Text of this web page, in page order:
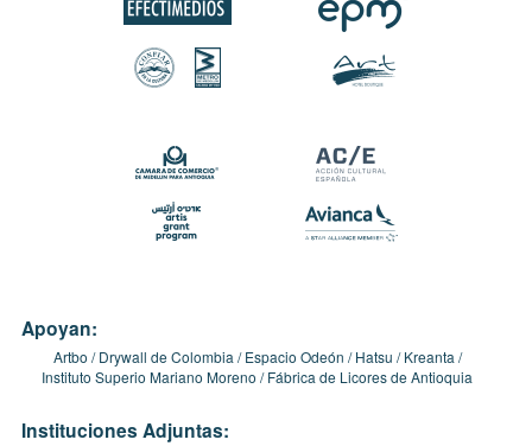
Apoyan:
Artbo Drywall de Colombia Espacio Odeón Hatsu
Kreanta
Instituto Superio Mariano Moreno
Fábrica de Licores de Antioquia
Instituciones Adjuntas: